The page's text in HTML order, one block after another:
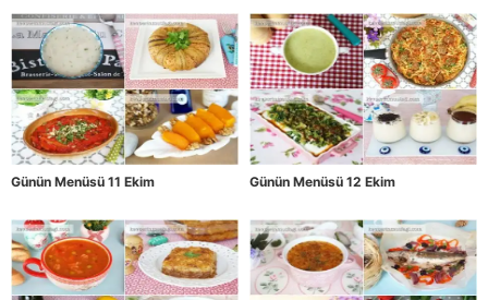
Günün Menüsü 11 Ekim Günün Menüsü 12 Ekim